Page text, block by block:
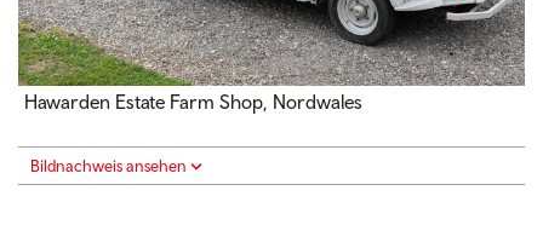
Hawarden Estate Farm Shop, Nordwales
Bildnachweis ansehen